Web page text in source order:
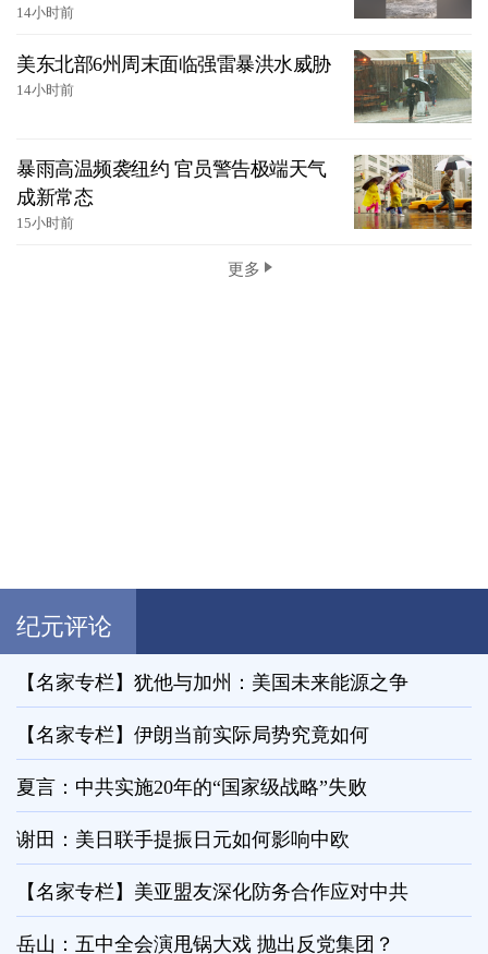
14小时前
美东北部6州周末面临强雷暴洪水威胁
14小时前
暴雨高温频袭纽约 官员警告极端天气
成新常态
15小时前
更多
纪元评论
【名家专栏】犹他与加州：美国未来能源之争
【名家专栏】伊朗当前实际局势究竟如何
夏言：中共实施20年的“国家级战略”失败
谢田：美日联手提振日元如何影响中欧
【名家专栏】美亚盟友深化防务合作应对中共
岳山：五中全会演甩锅大戏 抛出反党集团？